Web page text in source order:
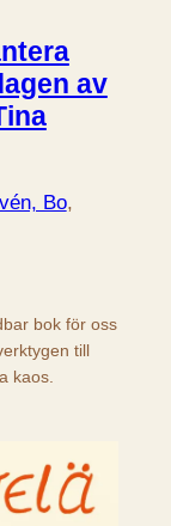
av
Bo
bok för oss
till
kaos.